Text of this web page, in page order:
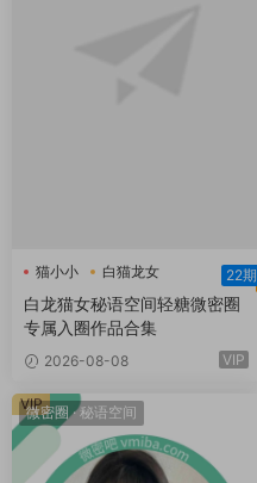
猫小小
白猫龙女
白猫龙女轻糖乐园
22期
白龙猫女秘语空间轻糖微密圈
专属入圈作品合集
2026-08-08 VIP
微密圈·秘语空间
VIP